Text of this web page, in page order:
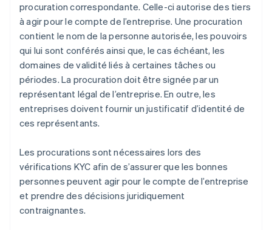
procuration correspondante. Celle-ci autorise des tiers
à agir pour le compte de l’entreprise. Une procuration
contient le nom de la personne autorisée, les pouvoirs
qui lui sont conférés ainsi que, le cas échéant, les
domaines de validité liés à certaines tâches ou
périodes. La procuration doit être signée par un
représentant légal de l’entreprise. En outre, les
entreprises doivent fournir un justificatif d’identité de
ces représentants.
Les procurations sont nécessaires lors des
vérifications KYC afin de s’assurer que les bonnes
personnes peuvent agir pour le compte de l’entreprise
et prendre des décisions juridiquement
contraignantes.